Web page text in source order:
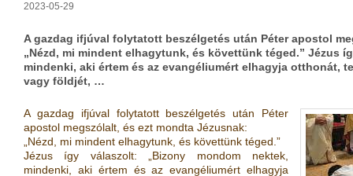
2023-05-29
A gazdag ifjúval folytatott beszélgetés után Péter apostol
„Nézd, mi mindent elhagytunk, és követtünk téged.” Jézus
mindenki, aki értem és az evangéliumért elhagyja otthonát,
vagy földjét, …
A gazdag ifjúval folytatott beszélgetés után Péter
apostol megszólalt, és ezt mondta Jézusnak:
„Nézd, mi mindent elhagytunk, és követtünk téged.”
Jézus így válaszolt: „Bizony mondom nektek,
mindenki, aki értem és az evangéliumért elhagyja